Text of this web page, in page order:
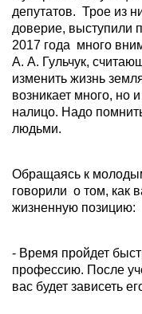
депутатов. Трое из
доверие, выступили
2017 года много
А. А. Гульчук,
изменить жизнь
возникает много, но
налицо. Надо
людьми.
Обращаясь к
говорили о том, как
жизненную позицию:
- Время пройдет
профессию. После
вас будет зависеть